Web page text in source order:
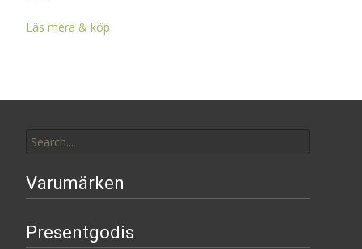
Läs mera & köp
for:
Varumärken
Presentgodis